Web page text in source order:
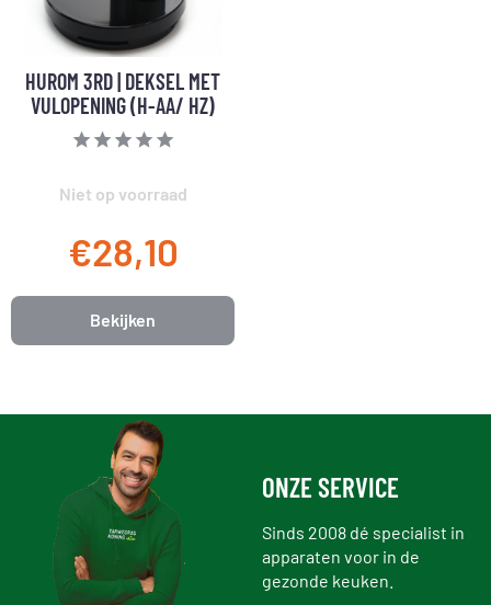
HUROM 3RD | DEKSEL MET
VULOPENING (H-AA/ HZ)
Niet op voorraad
€28,10
Bekijken
ONZE SERVICE
Sinds 2008 dé specialist in
apparaten voor in de
gezonde keuken.